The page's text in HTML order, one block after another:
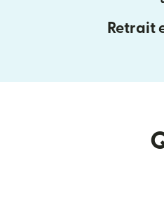
Retrait